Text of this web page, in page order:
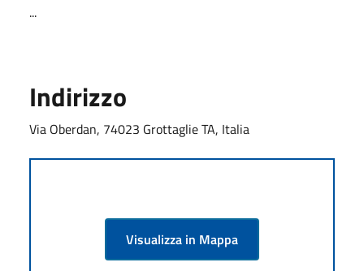
...
Indirizzo
Via Oberdan, 74023 Grottaglie TA, Italia
Visualizza in Mappa